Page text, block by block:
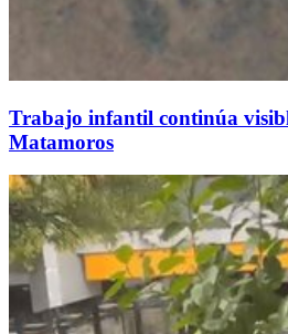
Trabajo infantil continúa
Matamoros